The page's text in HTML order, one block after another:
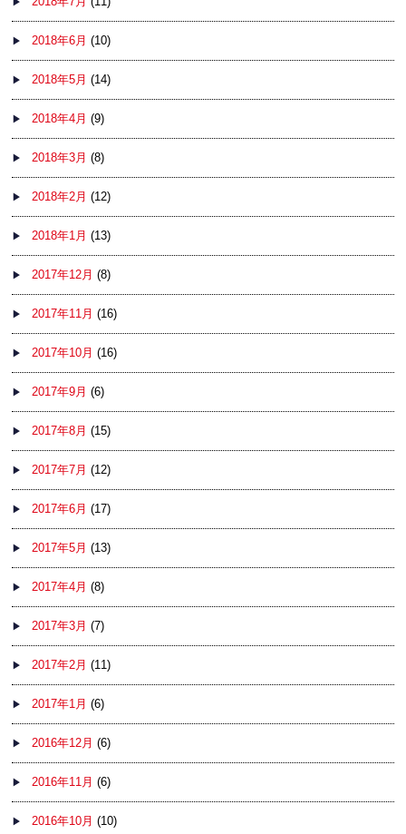
2018年6月 (10)
2018年5月 (14)
2018年4月 (9)
2018年3月 (8)
2018年2月 (12)
2018年1月 (13)
2017年12月 (8)
2017年11月 (16)
2017年10月 (16)
2017年9月 (6)
2017年8月 (15)
2017年7月 (12)
2017年6月 (17)
2017年5月 (13)
2017年4月 (8)
2017年3月 (7)
2017年2月 (11)
2017年1月 (6)
2016年12月 (6)
2016年11月 (6)
2016年10月 (10)